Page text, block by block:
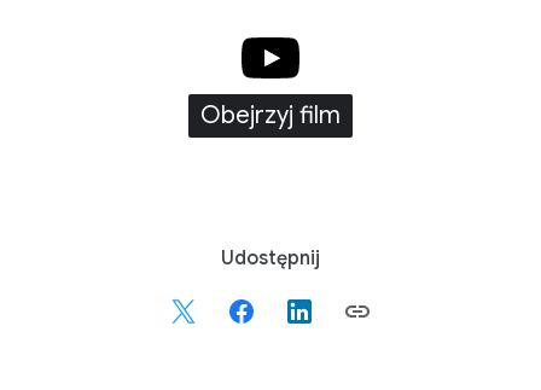
Obejrzyj film
Udostępnij